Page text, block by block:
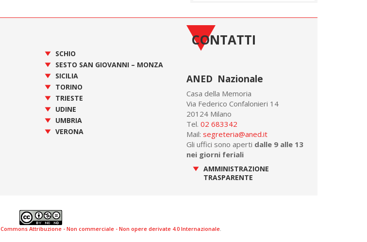
SCHIO
SESTO SAN GIOVANNI – MONZA
SICILIA
TORINO
TRIESTE
UDINE
UMBRIA
VERONA
CONTATTI
ANED Nazionale
Casa della Memoria
Via Federico Confalonieri 14
20124 Milano
Tel. 02 683342
Mail: segreteria@aned.it
Gli uffici sono aperti dalle 9 alle 13
nei giorni feriali
AMMINISTRAZIONE
TRASPARENTE
Commons Attribuzione - Non commerciale - Non opere derivate 4.0 Internazionale.